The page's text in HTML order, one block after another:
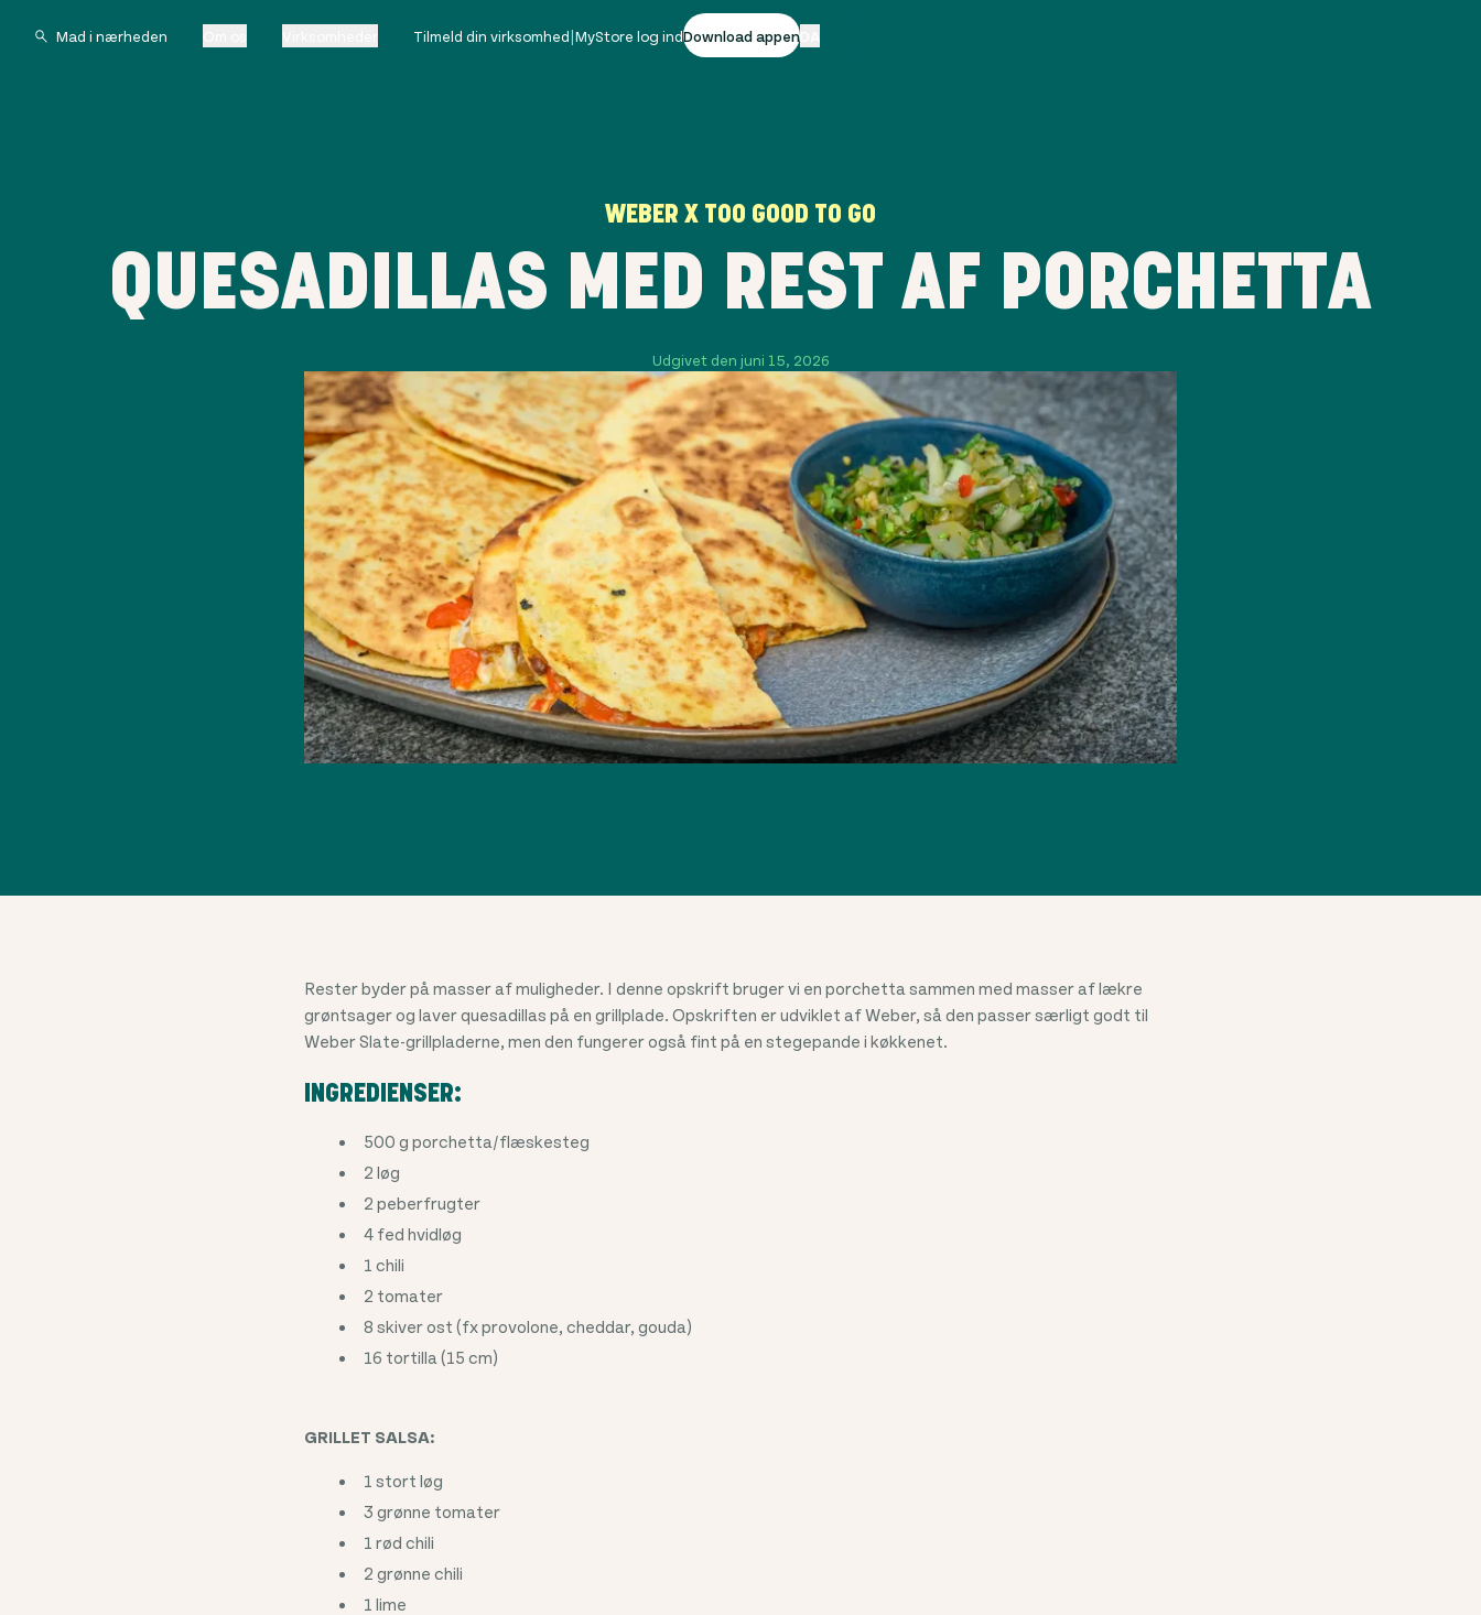
Tilmeld din virksomhed|MyStore log indDownload appen
WEBER X TOO GOOD TO GO
QUESADILLAS MED REST AF PORCHETTA
Udgivet den juni 15, 2026
Rester byder på masser af muligheder. I denne opskrift bruger vi en porchetta sammen med masser af lækre
grøntsager og laver quesadillas på en grillplade. Opskriften er udviklet af Weber, så den passer særligt godt til
Weber Slate-grillpladerne, men den fungerer også fint på en stegepande i køkkenet.
INGREDIENSER:
500 g porchetta/flæskesteg
2 løg
2 peberfrugter
4 fed hvidløg
1 chili
2 tomater
8 skiver ost (fx provolone, cheddar, gouda)
16 tortilla (15 cm)
GRILLET SALSA:
1 stort løg
3 grønne tomater
1 rød chili
2 grønne chili
1 lime